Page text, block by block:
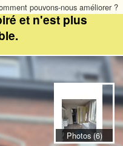
pouvons-nous améliorer ?
et n'est plus